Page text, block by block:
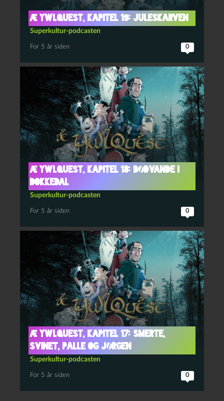
Æ YwlQuest, kapitel 19: Juleskarven
Superkultur-podcasten
For 5 år siden 0
Æ YwlQuest, kapitel 18: Dødvande i
Dokkedal
Superkultur-podcasten
For 5 år siden 0
Æ YwlQuest, kapitel 17: Smerte,
Svinet, Palle og Jørgen
Superkultur-podcasten
For 5 år siden 0